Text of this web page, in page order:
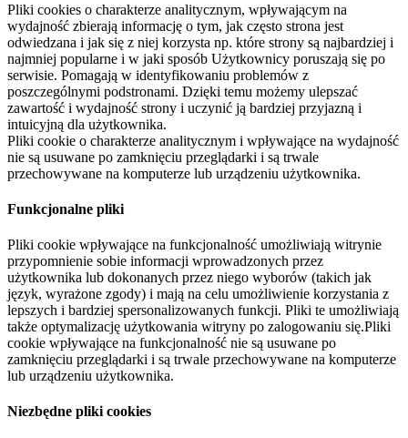
Pliki cookies o charakterze analitycznym, wpływającym na
wydajność zbierają informację o tym, jak często strona jest
odwiedzana i jak się z niej korzysta np. które strony są najbardziej i
najmniej popularne i w jaki sposób Użytkownicy poruszają się po
serwisie. Pomagają w identyfikowaniu problemów z
poszczególnymi podstronami. Dzięki temu możemy ulepszać
zawartość i wydajność strony i uczynić ją bardziej przyjazną i
intuicyjną dla użytkownika.
Pliki cookie o charakterze analitycznym i wpływające na wydajność
nie są usuwane po zamknięciu przeglądarki i są trwale
przechowywane na komputerze lub urządzeniu użytkownika.
Funkcjonalne pliki
Pliki cookie wpływające na funkcjonalność umożliwiają witrynie
przypomnienie sobie informacji wprowadzonych przez
użytkownika lub dokonanych przez niego wyborów (takich jak
język, wyrażone zgody) i mają na celu umożliwienie korzystania z
lepszych i bardziej spersonalizowanych funkcji. Pliki te umożliwiają
także optymalizację użytkowania witryny po zalogowaniu się.Pliki
cookie wpływające na funkcjonalność nie są usuwane po
zamknięciu przeglądarki i są trwale przechowywane na komputerze
lub urządzeniu użytkownika.
Niezbędne pliki cookies